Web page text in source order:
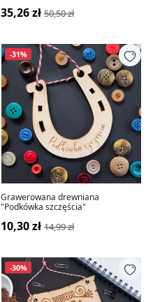
35,26 zł 50,50 zł
-31%
Grawerowana drewniana
"Podkówka szczęścia"
10,30 zł 14,99 zł
-30%